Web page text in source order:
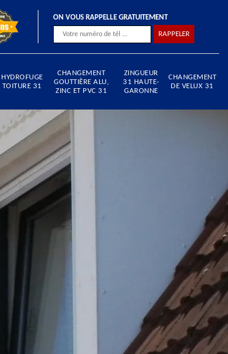
ON VOUS RAPPELLE GRATUITEMENT
HYDROFUGE
TOITURE 31
CHANGEMENT
GOUTTIÈRE ALU,
ZINC ET PVC 31
ZINGUEUR
31 HAUTE-
GARONNE
CHANGEMENT
DE VELUX 31